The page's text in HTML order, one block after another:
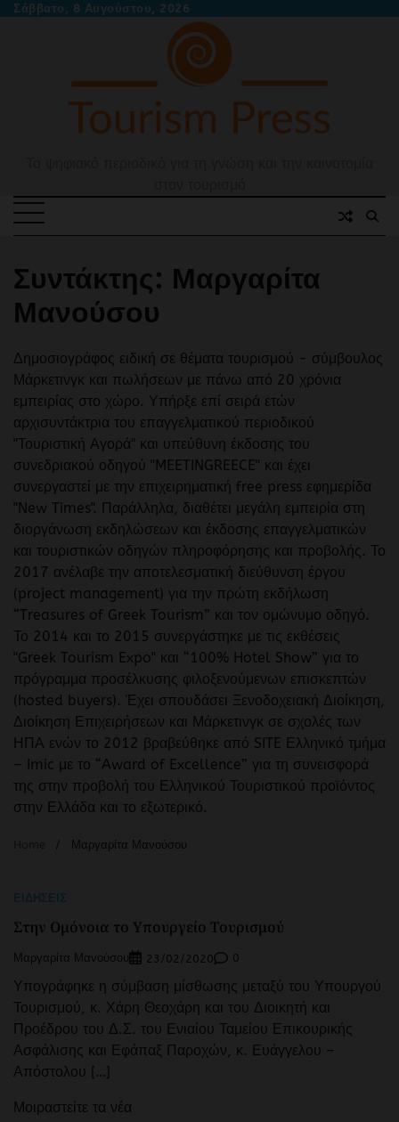
SkipΣάββατο, 8 Αυγούστου, 2026
Συντάκτης: Μαργαρίτα
Μανούσου
Δημοσιογράφος ειδική σε θέματα τουρισμού - σύμβουλος
Μάρκετινγκ και πωλήσεων με πάνω από 20 χρόνια
εμπειρίας στο χώρο. Υπήρξε επί σειρά ετών
αρχισυντάκτρια του επαγγελματικού περιοδικού
"Τουριστική Αγορά" και υπεύθυνη έκδοσης του
συνεδριακού οδηγού "MEETINGREECE" και έχει
συνεργαστεί με την επιχειρηματική free press εφημερίδα
"New Times". Παράλληλα, διαθέτει μεγάλη εμπειρία στη
διοργάνωση εκδηλώσεων και έκδοσης επαγγελματικών
και τουριστικών οδηγών πληροφόρησης και προβολής. Το
2017 ανέλαβε την αποτελεσματική διεύθυνση έργου
(project management) για την πρώτη εκδήλωση
“Treasures of Greek Tourism” και τον ομώνυμο οδηγό.
Το 2014 και το 2015 συνεργάστηκε με τις εκθέσεις
"Greek Tourism Expo" και “100% Hotel Show” για το
πρόγραμμα προσέλκυσης φιλοξενούμενων επισκεπτών
(hosted buyers). Έχει σπουδάσει Ξενοδοχειακή Διοίκηση,
Διοίκηση Επιχειρήσεων και Μάρκετινγκ σε σχολές των
ΗΠΑ ενών το 2012 βραβεύθηκε από SITE Ελληνικό τμήμα
– Imic με το “Award of Excellence” για τη συνεισφορά
της στην προβολή του Ελληνικού Τουριστικού προϊόντος
στην Ελλάδα και το εξωτερικό.
Μαργαρίτα Μανούσου
ΕΙΔΉΣΕΙΣ
Στην Ομόνοια το Υπουργείο Τουρισμού
Μαργαρίτα Μανούσου 23/02/2020 0
Υπογράφηκε η σύμβαση μίσθωσης μεταξύ του Υπουργού
Τουρισμού, κ. Χάρη Θεοχάρη και του Διοικητή και
Προέδρου του Δ.Σ. του Ενιαίου Ταμείου Επικουρικής
Ασφάλισης και Εφάπαξ Παροχών, κ. Ευάγγελου –
Απόστολου […]
Μοιραστείτε τα νέα